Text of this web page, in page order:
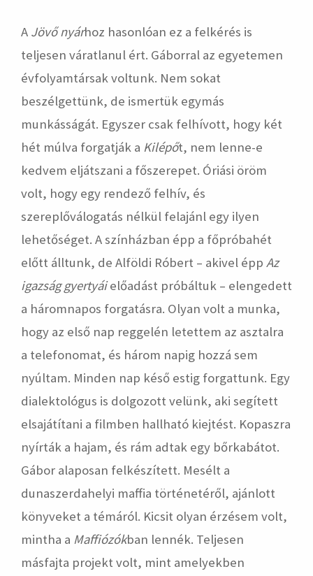
A Jövő nyárhoz hasonlóan ez a felkérés is
teljesen váratlanul ért. Gáborral az egyetemen
évfolyamtársak voltunk. Nem sokat
beszélgettünk, de ismertük egymás
munkásságát. Egyszer csak felhívott, hogy két
hét múlva forgatják a Kilépőt, nem lenne-e
kedvem eljátszani a főszerepet. Óriási öröm
volt, hogy egy rendező felhív, és
szereplőválogatás nélkül felajánl egy ilyen
lehetőséget. A színházban épp a főpróbahét
előtt álltunk, de Alföldi Róbert – akivel épp Az
igazság gyertyáielőadást próbáltuk – elengedett
a háromnapos forgatásra. Olyan volt a munka,
hogy az első nap reggelén letettem az asztalra
a telefonomat, és három napig hozzá sem
nyúltam. Minden nap késő estig forgattunk. Egy
dialektológus is dolgozott velünk, aki segített
elsajátítani a filmben hallható kiejtést. Kopaszra
nyírták a hajam, és rám adtak egy bőrkabátot.
Gábor alaposan felkészített. Mesélt a
dunaszerdahelyi maffia történetéről, ajánlott
könyveket a témáról. Kicsit olyan érzésem volt,
mintha a Maffiózókban lennék. Teljesen
másfajta projekt volt, mint amelyekben